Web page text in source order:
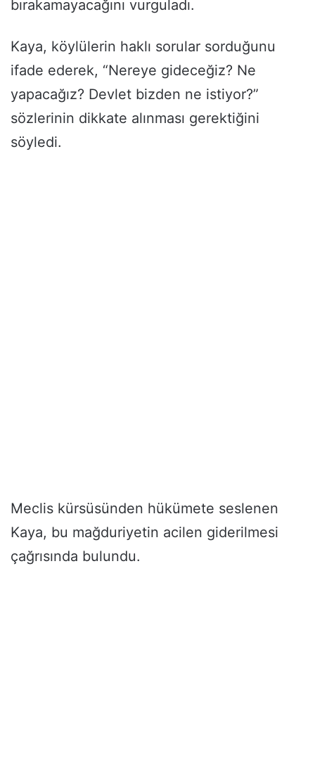
bırakamayacağını vurguladı.
Kaya, köylülerin haklı sorular sorduğunu
ifade ederek, “Nereye gideceğiz? Ne
yapacağız? Devlet bizden ne istiyor?”
sözlerinin dikkate alınması gerektiğini
söyledi.
Meclis kürsüsünden hükümete seslenen
Kaya, bu mağduriyetin acilen giderilmesi
çağrısında bulundu.